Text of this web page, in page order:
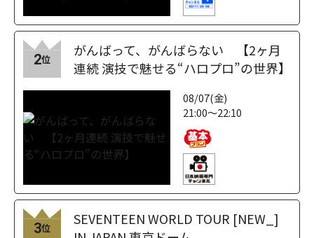
2位
がんばって、がんばらない 【2ヶ月
連続 演技で魅せる“ハロプロ”の世界】
08/07(金)
21:00～22:10
3位
SEVENTEEN WORLD TOUR [NEW_]